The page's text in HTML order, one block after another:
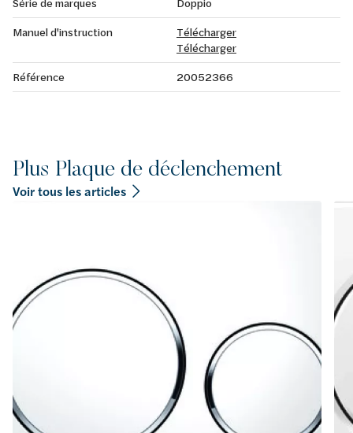
Manuel d'instruction
Télécharger
Télécharger
Référence
20052366
Plus Plaque de déclenchement
Voir tous les articles